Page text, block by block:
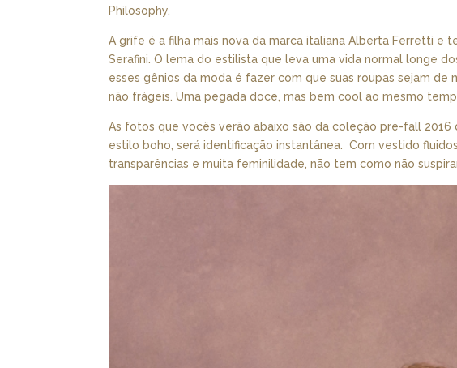
Philosophy.
A grife é a filha mais nova da marca italiana Alberta Ferretti e
Serafini. O lema do estilista que leva uma vida normal longe
esses gênios da moda é fazer com que suas roupas sejam de
não frágeis. Uma pegada doce, mas bem cool ao mesmo
As fotos que vocês verão abaixo são da coleção pre-fall 2016
estilo boho, será identificação instantânea. Com vestido
transparências e muita feminilidade, não tem como não